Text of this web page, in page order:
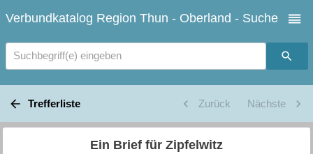
Verbundkatalog Region Thun - Oberland - Suche
Suchbegriff(e) eingeben
Trefferliste Zurück Nächste
Ein Brief für Zipfelwitz